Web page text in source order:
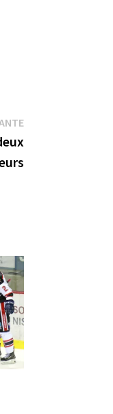
Publication
suivante :